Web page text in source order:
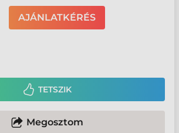
AJÁNLATKÉRÉS
TETSZIK
Megosztom